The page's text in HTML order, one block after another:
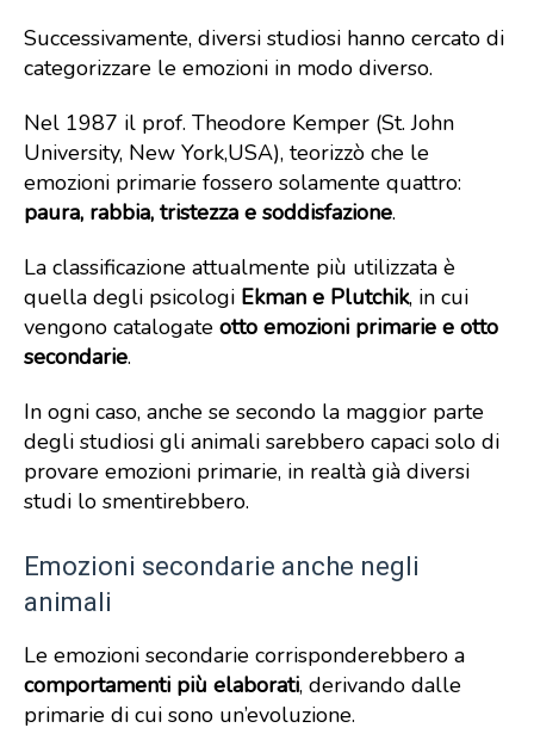
Successivamente, diversi studiosi hanno cercato di
categorizzare le emozioni in modo diverso.
Nel 1987 il prof. Theodore Kemper (St. John
University, New York,USA), teorizzò che le
emozioni primarie fossero solamente quattro:
paura, rabbia, tristezza e soddisfazione.
La classificazione attualmente più utilizzata è
quella degli psicologi Ekman e Plutchik, in cui
vengono catalogate otto emozioni primarie e otto
secondarie.
In ogni caso, anche se secondo la maggior parte
degli studiosi gli animali sarebbero capaci solo di
provare emozioni primarie, in realtà già diversi
studi lo smentirebbero.
Emozioni secondarie anche negli
animali
Le emozioni secondarie corrisponderebbero a
comportamenti più elaborati, derivando dalle
primarie di cui sono un’evoluzione.